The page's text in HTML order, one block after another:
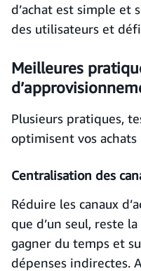
d’achat est simple et
des utilisateurs et
Meilleures
Plusieurs pratiques,
optimisent vos
Centralisation des
Réduire les canaux
que d’un seul, reste
gagner du temps et
dépenses indirectes.